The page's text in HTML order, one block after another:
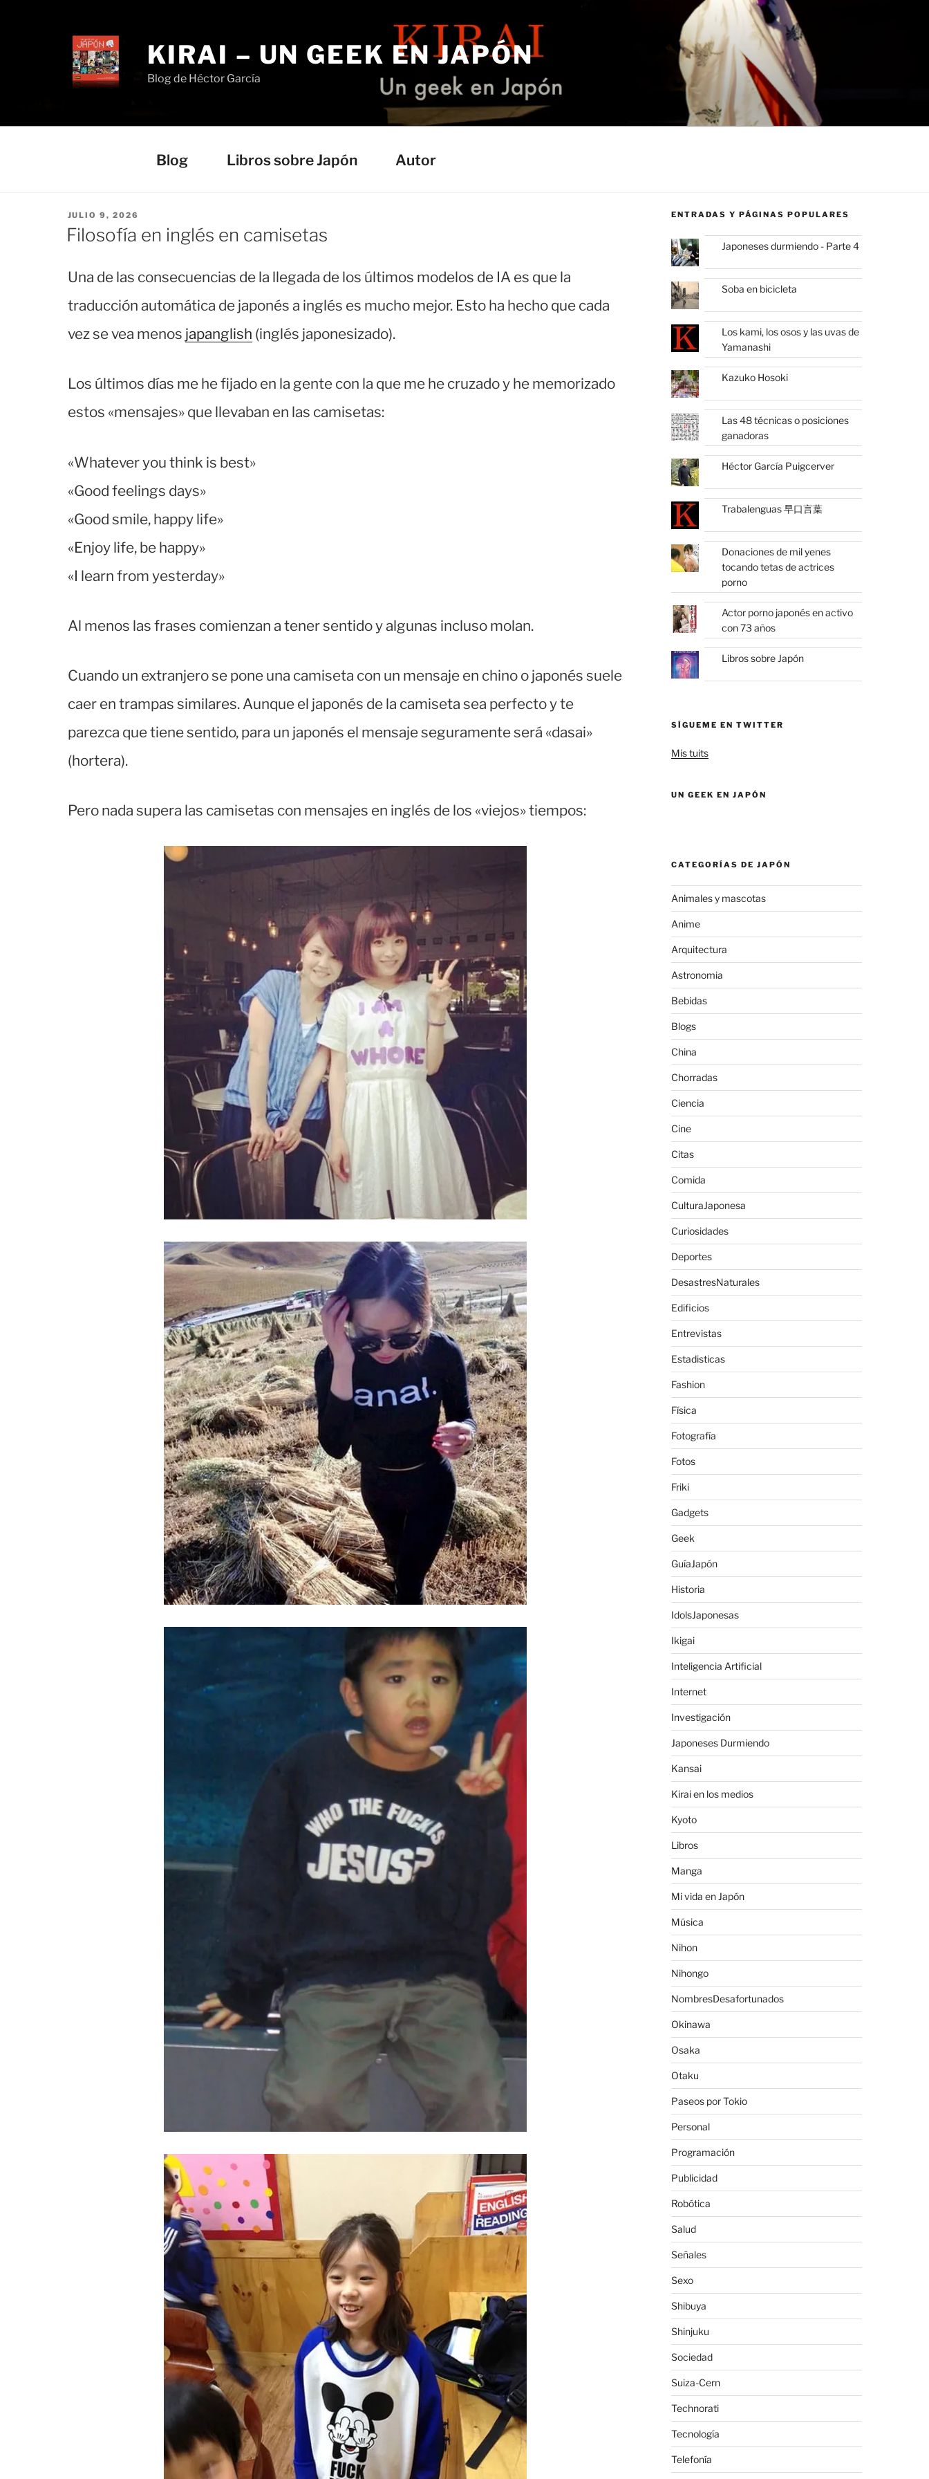
KIRAI – UN GEEK EN JAPÓN
Blog de Héctor García
Blog Libros sobre Japón Autor
PUBLICADO
EL
JULIO 9, 2026
Filosofía en inglés en camisetas
Una de las consecuencias de la llegada de los últimos modelos de IA es que la
traducción automática de japonés a inglés es mucho mejor. Esto ha hecho que cada
vez se vea menos japanglish (inglés japonesizado).
Los últimos días me he fijado en la gente con la que me he cruzado y he memorizado
estos «mensajes» que llevaban en las camisetas:
«Whatever you think is best»
«Good feelings days»
«Good smile, happy life»
«Enjoy life, be happy»
«I learn from yesterday»
Al menos las frases comienzan a tener sentido y algunas incluso molan.
Cuando un extranjero se pone una camiseta con un mensaje en chino o japonés suele
caer en trampas similares. Aunque el japonés de la camiseta sea perfecto y te
parezca que tiene sentido, para un japonés el mensaje seguramente será «dasai»
(hortera).
Pero nada supera las camisetas con mensajes en inglés de los «viejos» tiempos:
ENTRADAS Y PÁGINAS POPULARES
Japoneses durmiendo - Parte 4
Soba en bicicleta
Los kami, los osos y las uvas de
Yamanashi
Kazuko Hosoki
Las 48 técnicas o posiciones
ganadoras
Héctor García Puigcerver
Trabalenguas 早口言葉
Donaciones de mil yenes
tocando tetas de actrices
porno
Actor porno japonés en activo
con 73 años
Libros sobre Japón
SÍGUEME EN TWITTER
Mis tuits
UN GEEK EN JAPÓN
CATEGORÍAS DE JAPÓN
Animales y mascotas
Anime
Arquitectura
Astronomia
Bebidas
Blogs
China
Chorradas
Ciencia
Cine
Citas
Comida
CulturaJaponesa
Curiosidades
Deportes
DesastresNaturales
Edificios
Entrevistas
Estadisticas
Fashion
Física
Fotografía
Fotos
Friki
Gadgets
Geek
GuíaJapón
Historia
IdolsJaponesas
Ikigai
Inteligencia Artificial
Internet
Investigación
Japoneses Durmiendo
Kansai
Kirai en los medios
Kyoto
Libros
Manga
Mi vida en Japón
Música
Nihon
Nihongo
NombresDesafortunados
Okinawa
Osaka
Otaku
Paseos por Tokio
Personal
Programación
Publicidad
Robótica
Salud
Señales
Sexo
Shibuya
Shinjuku
Sociedad
Suiza-Cern
Technorati
Tecnología
Telefonía